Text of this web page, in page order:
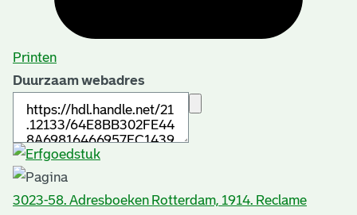
Printen
Duurzaam webadres
3023-58. Adresboeken Rotterdam, 1914. Reclame